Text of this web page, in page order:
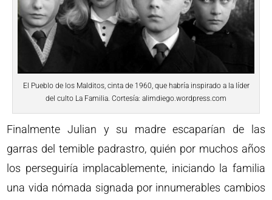
El Pueblo de los Malditos, cinta de 1960, que habría inspirado a la líder
del culto La Familia. Cortesía: alimdiego.wordpress.com
Finalmente Julian y su madre escaparían de las
garras del temible padrastro, quién por muchos años
los perseguiría implacablemente, iniciando la familia
una vida nómada signada por innumerables cambios